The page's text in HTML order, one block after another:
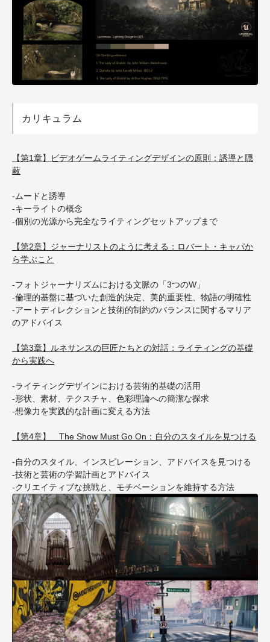
カリキュラム
【第1章】ビデオゲームライティングデザインの原則：誘導と隠
蔽
-ムードと誘導
-キーライトの概念
-個別の光源から完全なライティングセットアップまで
【第2章】ジャーナリストのように考える：ロバート・キャパか
ら学ぶこと
-フォトジャーナリズムにおける文脈の「3つのW」
-倫理的基盤に基づいた創造的決定、美的重要性、物語の明確性
-アートディレクションと技術的制約のバランスに関するマリア
のアドバイス
【第3章】ルネサンスの巨匠たちとの対話：ライティングの基礎
から実践へ
-ライティングデザインにおける芸術的基礎の活用
-形状、素材、テクスチャ、色彩理論への簡潔な探求
-想像力を実践的な計画に変える方法
【第4章】 The Show Must Go On：自分のスタイルを見つける
-自分のスタイル、インスピレーション、アドバイスを見つける
-技術と芸術の学習計画とアドバイス
-クリエイティブな挑戦と、モチベーションを維持する方法